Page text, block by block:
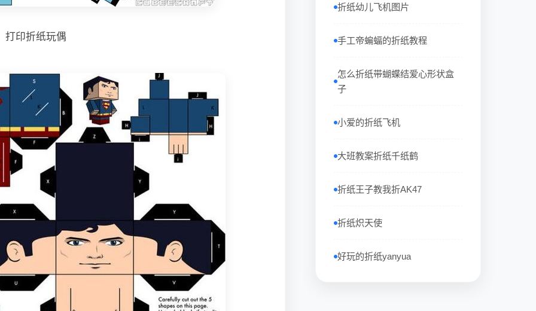
打印折纸玩偶
折纸幼儿飞机图片
手工帝蝙蝠的折纸教程
怎么折纸带蝴蝶结爱心形状盒
子
小爱的折纸飞机
大班教案折纸千纸鹤
折纸王子教我折AK47
折纸炽天使
好玩的折纸yanyua